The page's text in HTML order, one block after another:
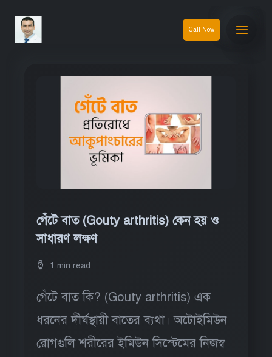
Call Now
গেঁটে বাত (Gouty arthritis) কেন হয় ও
সাধারণ লক্ষণ
1 min read
গেঁটে বাত কি? (Gouty arthritis) এক
ধরনের দীর্ঘস্থায়ী বাতের ব্যথা। অটোইমিউন
রোগগুলি শরীরের ইমিউন সিস্টেমের নিজস্ব